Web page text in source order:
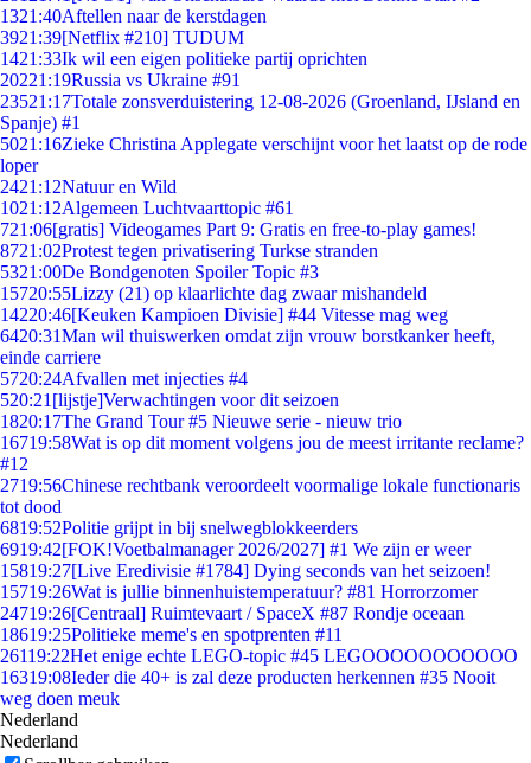
1321:40Aftellen naar de kerstdagen
3921:39[Netflix #210] TUDUM
1421:33Ik wil een eigen politieke partij oprichten
20221:19Russia vs Ukraine #91
23521:17Totale zonsverduistering 12-08-2026 (Groenland, IJsland en
Spanje) #1
5021:16Zieke Christina Applegate verschijnt voor het laatst op de rode
loper
2421:12Natuur en Wild
1021:12Algemeen Luchtvaarttopic #61
721:06[gratis] Videogames Part 9: Gratis en free-to-play games!
8721:02Protest tegen privatisering Turkse stranden
5321:00De Bondgenoten Spoiler Topic #3
15720:55Lizzy (21) op klaarlichte dag zwaar mishandeld
14220:46[Keuken Kampioen Divisie] #44 Vitesse mag weg
6420:31Man wil thuiswerken omdat zijn vrouw borstkanker heeft,
einde carriere
5720:24Afvallen met injecties #4
520:21 [lijstje]Verwachtingen voor dit seizoen
1820:17The Grand Tour #5 Nieuwe serie - nieuw trio
16719:58Wat is op dit moment volgens jou de meest irritante reclame?
#12
2719:56Chinese rechtbank veroordeelt voormalige lokale functionaris
tot dood
6819:52Politie grijpt in bij snelwegblokkeerders
6919:42[FOK!Voetbalmanager 2026/2027] #1 We zijn er weer
15819:27[Live Eredivisie #1784] Dying seconds van het seizoen!
15719:26Wat is jullie binnenhuistemperatuur? #81 Horrorzomer
24719:26[Centraal] Ruimtevaart / SpaceX #87 Rondje oceaan
18619:25Politieke meme's en spotprenten #11
26119:22Het enige echte LEGO-topic #45 LEGOOOOOOOOOOO
16319:08Ieder die 40+ is zal deze producten herkennen #35 Nooit
weg doen meuk
Nederland
Nederland